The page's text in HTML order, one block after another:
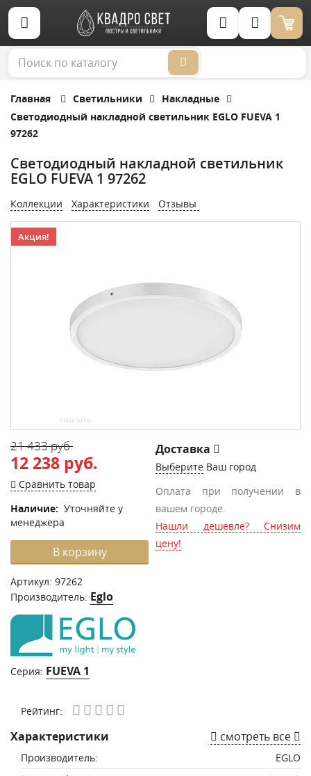
Корзина (0)
Главная Светильники
Накладные
Cветодиодный накладной светильник EGLO FUEVA 1
97262
Cветодиодный накладной светильник
EGLO FUEVA 1 97262
Коллекции Характеристики Отзывы
Акция!
21 433 руб.
12 238 руб.
Сравнить товар
Наличие: Уточняйте у
менеджера
В корзину
Артикул: 97262
Производитель: Eglo
Серия: FUEVA 1
Доставка
Выберите Ваш город
Оплата при получении в
вашем городе.
Нашли дешевле? Снизим
цену!
Рейтинг:
Характеристики смотреть все
Производитель:
EGLO